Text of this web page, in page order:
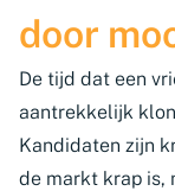
door
De tijd dat een
aantrekkelijk
Kandidaten zijn
de markt krap is,